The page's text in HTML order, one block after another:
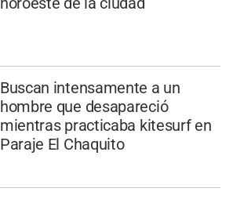
Buscan intensamente a un
hombre que desapareció
mientras practicaba kitesurf en
Paraje El Chaquito